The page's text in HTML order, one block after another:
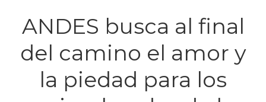
ANDES busca al final
del camino el amor y
la piedad para los